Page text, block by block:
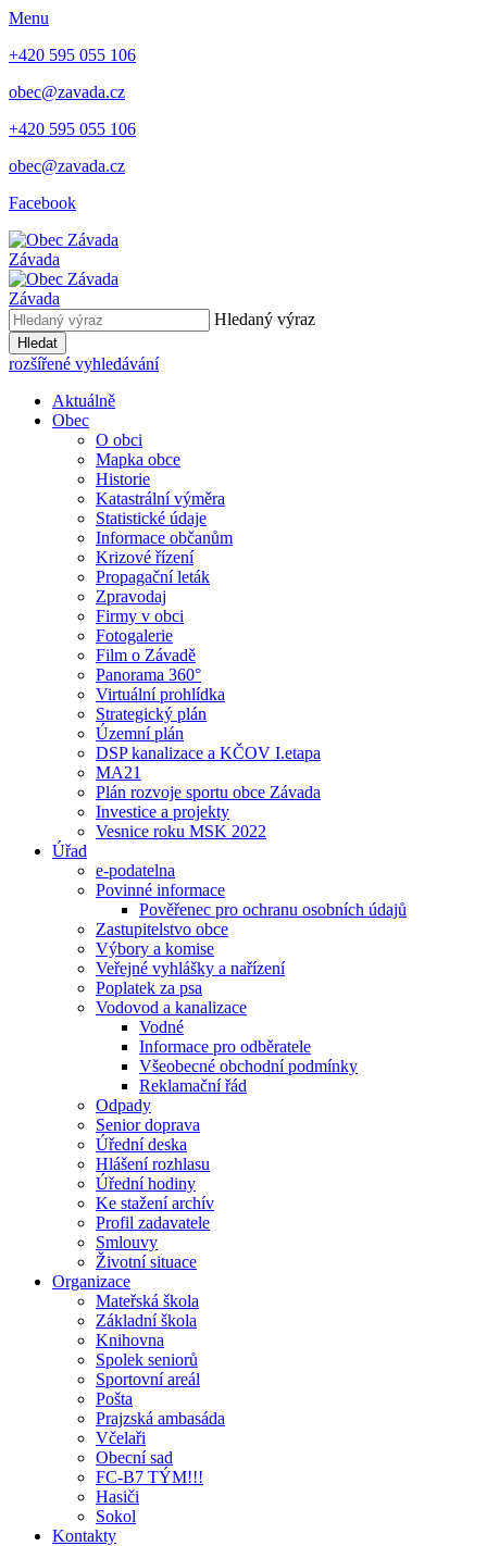
Menu
+420 595 055 106
obec@zavada.cz
+420 595 055 106
obec@zavada.cz
Facebook
Závada
Závada
Hledaný výraz
Hledat
rozšířené vyhledávání
Aktuálně
Obec
O obci
Mapka obce
Historie
Katastrální výměra
Statistické údaje
Informace občanům
Krizové řízení
Propagační leták
Zpravodaj
Firmy v obci
Fotogalerie
Film o Závadě
Panorama 360°
Virtuální prohlídka
Strategický plán
Územní plán
DSP kanalizace a KČOV I.etapa
MA21
Plán rozvoje sportu obce Závada
Investice a projekty
Vesnice roku MSK 2022
Úřad
e-podatelna
Povinné informace
Pověřenec pro ochranu osobních údajů
Zastupitelstvo obce
Výbory a komise
Veřejné vyhlášky a nařízení
Poplatek za psa
Vodovod a kanalizace
Vodné
Informace pro odběratele
Všeobecné obchodní podmínky
Reklamační řád
Odpady
Senior doprava
Úřední deska
Hlášení rozhlasu
Úřední hodiny
Ke stažení archív
Profil zadavatele
Smlouvy
Životní situace
Organizace
Mateřská škola
Základní škola
Knihovna
Spolek seniorů
Sportovní areál
Pošta
Prajzská ambasáda
Včelaři
Obecní sad
FC-B7 TÝM!!!
Hasiči
Sokol
Kontakty